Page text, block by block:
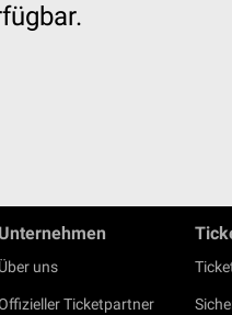
Unternehmen
Über uns
Ticketpartner